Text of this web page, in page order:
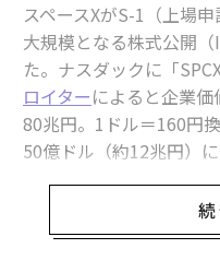
スペースXがS-1（上場
大規模となる株式公開
た。ナスダックに「
ロイターによると企業
80兆円。1ドル＝160円
50億ドル（約12兆円）
アップルやエヌビディ
スペースXはもはや単